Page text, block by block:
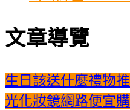
文章導覽
生日該送什麼禮物
光化妝鏡網路便宜